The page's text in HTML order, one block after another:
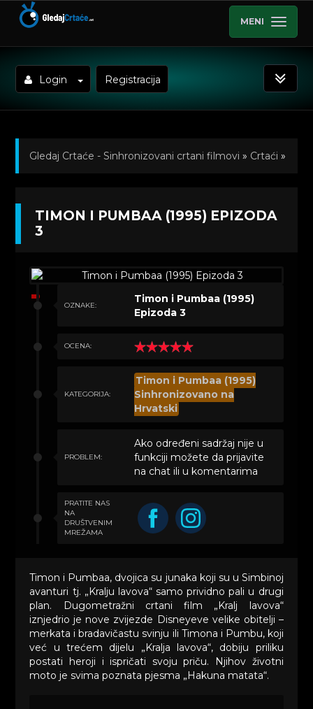
MENI
Login Registracija
Gledaj Crtaće - Sinhronizovani crtani filmovi » Crtaći »
Kratkometrazni crtani filmovi » Timon i Pumbaa
TIMON I PUMBAA (1995) EPIZODA
3
OZNAKE:
Timon i Pumbaa (1995)
Epizoda 3
OCENA:
KATEGORIJA:
Timon i Pumbaa (1995)
Sinhronizovano na
Hrvatski
PROBLEM:
Ako određeni sadržaj nije u
funkciji možete da prijavite
na chat ili u komentarima
PRATITE NAS
NA
DRUŠTVENIM
MREŽAMA
Timon i Pumbaa, dvojica su junaka koji su u Simbinoj
avanturi tj. „Kralju lavova“ samo prividno pali u drugi
plan. Dugometražni crtani film „Kralj lavova“
iznjedrio je nove zvijezde Disneyeve velike obitelji –
merkata i bradavičastu svinju ili Timona i Pumbu, koji
već u trećem dijelu „Kralja lavova“, dobiju priliku
postati heroji i ispričati svoju priču. Njihov životni
moto je svima poznata pjesma „Hakuna matata“.